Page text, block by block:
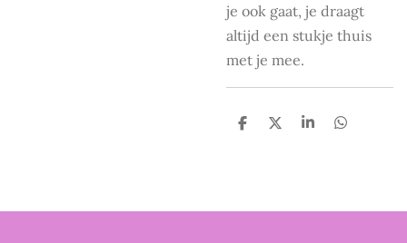
je ook gaat, je draagt
altijd een stukje thuis
met je mee.
D
D
S
D